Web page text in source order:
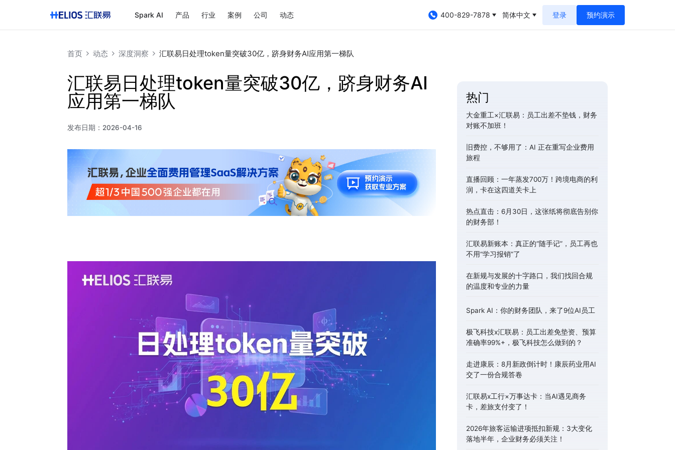
Spark AI 产品 行业 案例 公司 动态 400-829-7878 简体中文 登录 预约演示
首页 动态 深度洞察 汇联易日处理token量突破30亿，跻身财务AI应用第一梯队
汇联易日处理token量突破30亿，跻身财务AI
应用第一梯队
发布日期： 2026-04-16
热门
大金重工×汇联易：员工出差不垫钱，财务
对账不加班！
旧费控，不够用了：AI 正在重写企业费用
旅程
直播回顾：一年蒸发700万！跨境电商的利
润，卡在这四道关卡上
热点直击：6月30日，这张纸将彻底告别你
的财务部！
汇联易新账本：真正的“随手记”，员工再也
不用“学习报销”了
在新规与发展的十字路口，我们找回合规
的温度和专业的力量
Spark AI：你的财务团队，来了9位AI员工
极飞科技x汇联易：员工出差免垫资、预算
准确率99%+，极飞科技怎么做到的？
走进康辰：8月新政倒计时！康辰药业用AI
交了一份合规答卷
汇联易x工行×万事达卡：当AI遇见商务
卡，差旅支付变了！
2026年旅客运输进项抵扣新规：3大变化
落地半年，企业财务必须关注！